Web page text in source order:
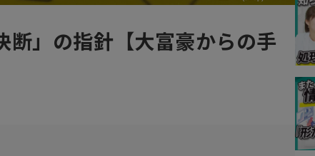
in-
断」の指針【大富豪からの手